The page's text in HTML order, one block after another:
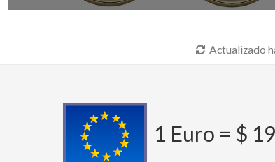
Actualizado
1 Euro = $